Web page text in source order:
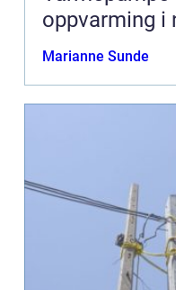
oppvarming i
Marianne Sunde